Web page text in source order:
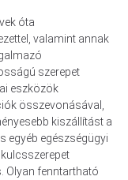
óta
valamint annak
szerepet
eszközök
összevonásával,
kiszállítást a
egyéb egészségügyi
Olyan fenntartható